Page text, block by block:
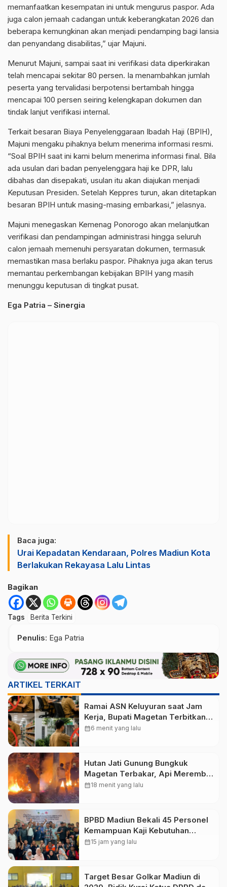
memanfaatkan kesempatan ini untuk mengurus paspor. Ada
juga calon jemaah cadangan untuk keberangkatan 2026 dan
beberapa kemungkinan akan menjadi pendamping bagi lansia
dan penyandang disabilitas,” ujar Majuni.
Menurut Majuni, sampai saat ini verifikasi data diperkirakan
telah mencapai sekitar 80 persen. Ia menambahkan jumlah
peserta yang tervalidasi berpotensi bertambah hingga
mencapai 100 persen seiring kelengkapan dokumen dan
tindak lanjut verifikasi internal.
Terkait besaran Biaya Penyelenggaraan Ibadah Haji (BPIH),
Majuni mengaku pihaknya belum menerima informasi resmi.
“Soal BPIH saat ini kami belum menerima informasi final. Bila
ada usulan dari badan penyelenggara haji ke DPR, lalu
dibahas dan disepakati, usulan itu akan diajukan menjadi
Keputusan Presiden. Setelah Keppres turun, akan ditetapkan
besaran BPIH untuk masing-masing embarkasi,” jelasnya.
Majuni menegaskan Kemenag Ponorogo akan melanjutkan
verifikasi dan pendampingan administrasi hingga seluruh
calon jemaah memenuhi persyaratan dokumen, termasuk
memastikan masa berlaku paspor. Pihaknya juga akan terus
memantau perkembangan kebijakan BPIH yang masih
menunggu keputusan di tingkat pusat.
Ega Patria – Sinergia
Baca juga:
Urai Kepadatan Kendaraan, Polres Madiun Kota
Berlakukan Rekayasa Lalu Lintas
Bagikan
Tags Berita Terkini
Penulis: Ega Patria
ARTIKEL TERKAIT
Ramai ASN Keluyuran saat Jam
Kerja, Bupati Magetan Terbitkan
SE Larang Ngopi hingga Belanja
calendar_month6 menit yang lalu
Hutan Jati Gunung Bungkuk
Magetan Terbakar, Api Merembet
dari Parang Hill akibat Angin
calendar_month18 menit yang lalu
BPBD Madiun Bekali 45 Personel
Kemampuan Kaji Kebutuhan
Pasca Bencana
calendar_month15 jam yang lalu
Target Besar Golkar Madiun di